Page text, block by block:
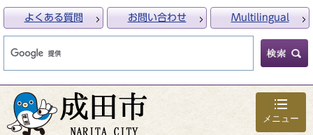
メニュー
よくある質問 お問い合わせ Multilingual